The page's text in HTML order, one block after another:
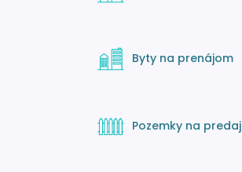
Byty na prenájom
Pozemky na predaj